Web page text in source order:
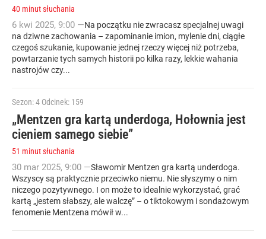
40 minut słuchania
6 kwi 2025, 9:00 —Na początku nie zwracasz specjalnej uwagi
na dziwne zachowania – zapominanie imion, mylenie dni, ciągłe
czegoś szukanie, kupowanie jednej rzeczy więcej niż potrzeba,
powtarzanie tych samych historii po kilka razy, lekkie wahania
nastrojów czy...
Sezon: 4 Odcinek: 159
„Mentzen gra kartą underdoga, Hołownia jest
cieniem samego siebie”
51 minut słuchania
30 mar 2025, 9:00 —Sławomir Mentzen gra kartą underdoga.
Wszyscy są praktycznie przeciwko niemu. Nie słyszymy o nim
niczego pozytywnego. I on może to idealnie wykorzystać, grać
kartą „jestem słabszy, ale walczę” – o tiktokowym i sondażowym
fenomenie Mentzena mówił w...